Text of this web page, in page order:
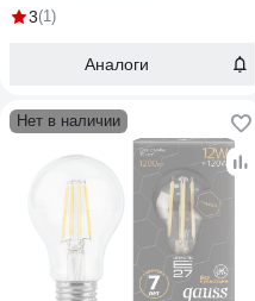
3(1)
Аналоги
Нет в наличии